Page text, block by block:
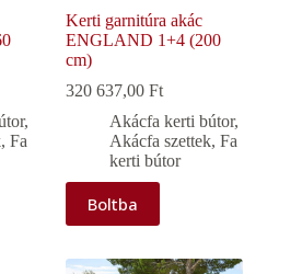
,
, Fa
Kerti garnitúra akác
ENGLAND 1+4 (200
cm)
320 637,00Ft
Akácfa kerti bútor,
Akácfa szettek,Fa
kerti bútor
Boltba